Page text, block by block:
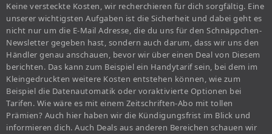
Keine versteckte Kosten, wir recherchieren für dich sorgfältig. Eine
unserer wichtigsten Aufgaben ist die Sicherheit und dabei geht es
nicht nur um die E-Mail Adresse, die du uns für den Schnäppchen-
Newsletter gegeben hast, sondern auch darum, dass wir uns den
Händler genau anschauen, bevor wir über einen Deal von Diesem
berichten. Das kann zum Beispiel ein Handytarif sein, bei dem im
Kleingedruckten weitere Kosten entstehen können, wie zum
Beispiel die Datenautomatik oder voraktivierte Optionen bei
Tarifen. Wie wäre es mit einem Zeitschriften-Abo mit tollen
Prämien? Auch hier haben wir die Kündigungsfrist im Blick und
informieren dich. Auch Deals aus anderen Bereichen schauen wir